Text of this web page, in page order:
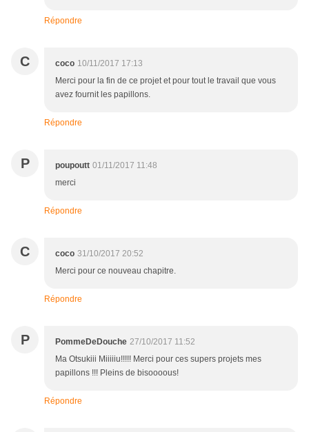
Répondre
C coco 10/11/2017 17:13
Merci pour la fin de ce projet et pour tout le travail que vous
avez fournit les papillons.
Répondre
P poupoutt 01/11/2017 11:48
merci
Répondre
C coco 31/10/2017 20:52
Merci pour ce nouveau chapitre.
Répondre
P PommeDeDouche 27/10/2017 11:52
Ma Otsukiii Miiiiiu!!!!! Merci pour ces supers projets mes
papillons !!! Pleins de bisoooous!
Répondre